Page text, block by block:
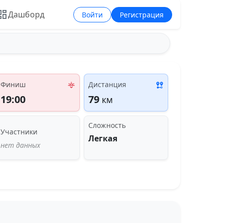
Дашборд Войти Регистрация
Финиш
19:00
Дистанция
79 км
Участники
нет данных
Сложность
Легкая